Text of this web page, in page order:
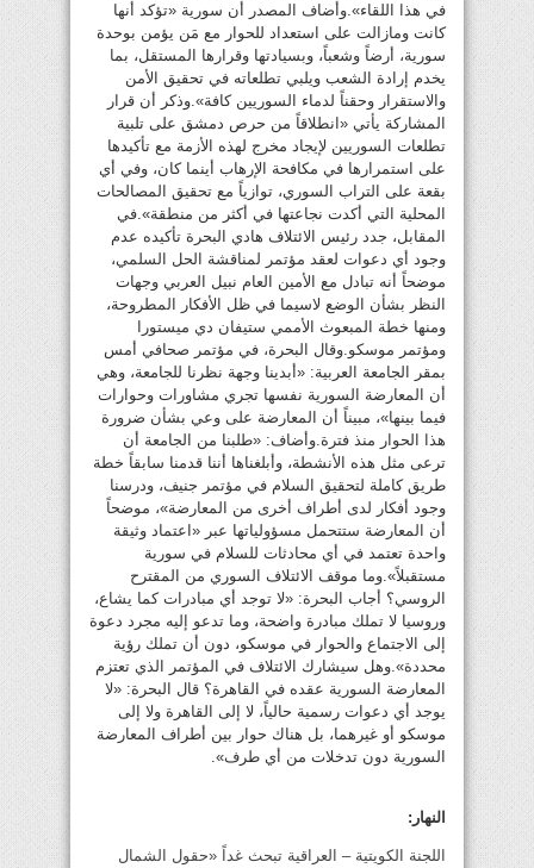
في هذا اللقاء».وأضاف المصدر أن سورية «تؤكد أنها
كانت ومازالت على استعداد للحوار مع مَن يؤمن بوحدة
سورية، أرضاً وشعباً، وبسيادتها وقرارها المستقل، بما
يخدم إرادة الشعب ويلبي تطلعاته في تحقيق الأمن
والاستقرار وحقناً لدماء السوريين كافة».وذكر أن قرار
المشاركة يأتي «انطلاقاً من حرص دمشق على تلبية
تطلعات السوريين لإيجاد مخرج لهذه الأزمة مع تأكيدها
على استمرارها في مكافحة الإرهاب أينما كان، وفي أي
بقعة على التراب السوري، توازياً مع تحقيق المصالحات
المحلية التي أكدت نجاعتها في أكثر من منطقة».في
المقابل، جدد رئيس الائتلاف هادي البحرة تأكيده عدم
وجود أي دعوات لعقد مؤتمر لمناقشة الحل السلمي،
موضحاً أنه تبادل مع الأمين العام نبيل العربي وجهات
النظر بشأن الوضع لاسيما في ظل الأفكار المطروحة،
ومنها خطة المبعوث الأممي ستيفان دي ميستورا
ومؤتمر موسكو.وقال البحرة، في مؤتمر صحافي أمس
بمقر الجامعة العربية: «أبدينا وجهة نظرنا للجامعة، وهي
أن المعارضة السورية نفسها تجري مشاورات وحوارات
فيما بينها»، مبيناً أن المعارضة على وعي بشأن ضرورة
هذا الحوار منذ فترة.وأضاف: «طلبنا من الجامعة أن
ترعى مثل هذه الأنشطة، وأبلغناها أننا قدمنا سابقاً خطة
طريق كاملة لتحقيق السلام في مؤتمر جنيف، ودرسنا
وجود أفكار لدى أطراف أخرى من المعارضة»، موضحاً
أن المعارضة ستتحمل مسؤولياتها عبر «اعتماد وثيقة
واحدة تعتمد في أي محادثات للسلام في سورية
مستقبلاً».وما موقف الائتلاف السوري من المقترح
الروسي؟ أجاب البحرة: «لا توجد أي مبادرات كما يشاع،
وروسيا لا تملك مبادرة واضحة، وما تدعو إليه مجرد دعوة
إلى الاجتماع والحوار في موسكو، دون أن تملك رؤية
محددة».وهل سيشارك الائتلاف في المؤتمر الذي تعتزم
المعارضة السورية عقده في القاهرة؟ قال البحرة: «لا
يوجد أي دعوات رسمية حالياً، لا إلى القاهرة ولا إلى
موسكو أو غيرهما، بل هناك حوار بين أطراف المعارضة
السورية دون تدخلات من أي طرف».
النهار:
اللجنة الكويتية – العراقية تبحث غداً «حقول الشمال